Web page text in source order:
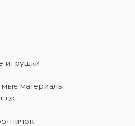
игрушки
материалы